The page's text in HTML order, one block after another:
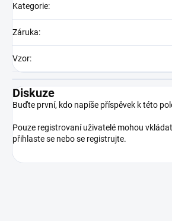
Kategorie:
Záruka:
Vzor:
Diskuze
Buďte první, kdo napíše příspěvek k této
Pouze registrovaní uživatelé mohou
přihlaste se nebo se registrujte.